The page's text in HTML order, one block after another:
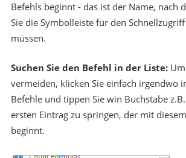
Befehls beginnt - das ist der Name, nach
Sie die Symbolleiste für den
müssen.
Suchen Sie den Befehl in der Liste:
vermeiden, klicken Sie einfach irgendwo
Befehle und tippen Sie win Buchstabe
ersten Eintrag zu springen, der mit
beginnt.